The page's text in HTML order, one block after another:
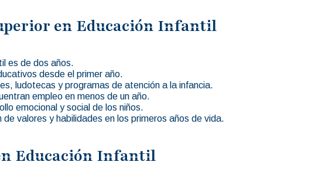
en Educación Infantil
es de dos años.
desde el primer año.
ludotecas y programas de atención a la infancia.
empleo en menos de un año.
emocional y social de los niños.
valores y habilidades en los primeros años de vida.
Educación Infantil